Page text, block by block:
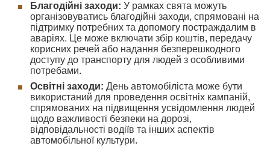
Благодійні заходи: У рамках свята можуть
організовуватись благодійні заходи, спрямовані на
підтримку потребних та допомогу постраждалим в
аваріях. Це може включати збір коштів, передачу
корисних речей або надання безперешкодного
доступу до транспорту для людей з особливими
потребами.
Освітні заходи: День автомобіліста може бути
використаний для проведення освітніх кампаній,
спрямованих на підвищення усвідомлення людей
щодо важливості безпеки на дорозі,
відповідальності водіїв та інших аспектів
автомобільної культури.